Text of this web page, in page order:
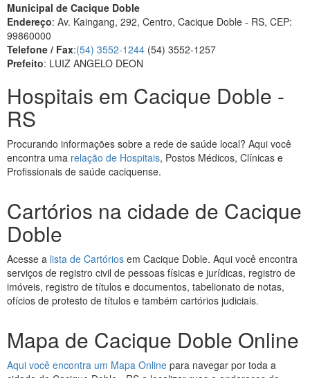
Municipal de Cacique Doble
Endereço: Av. Kaingang, 292, Centro, Cacique Doble - RS, CEP:
99860000
Telefone / Fax:(54) 3552-1244 (54) 3552-1257
Prefeito: LUIZ ANGELO DEON
Hospitais em Cacique Doble -
RS
Procurando informações sobre a rede de saúde local? Aqui você
encontra uma relação de Hospitais, Postos Médicos, Clínicas e
Profissionais de saúde caciquense.
Cartórios na cidade de Cacique
Doble
Acesse a lista de Cartórios em Cacique Doble. Aqui você encontra
serviços de registro civil de pessoas físicas e jurídicas, registro de
imóveis, registro de títulos e documentos, tabelionato de notas,
ofícios de protesto de títulos e também cartórios judiciais.
Mapa de Cacique Doble Online
Aqui você encontra um Mapa Online para navegar por toda a